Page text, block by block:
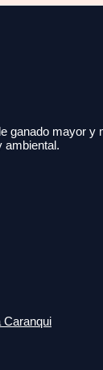
ganado mayor y
ambiental.
Caranqui